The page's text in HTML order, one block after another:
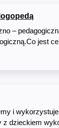
–
jest
i
dzieckiem